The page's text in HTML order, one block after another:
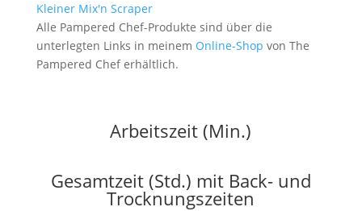
Kleiner Mix'n Scraper
Alle Pampered Chef-Produkte sind über die
unterlegten Links in meinem Online-Shop von The
Pampered Chef erhältlich.
Arbeitszeit (Min.)
Gesamtzeit (Std.) mit Back- und
Trocknungszeiten